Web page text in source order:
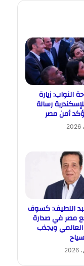
النواب: زيارة
رسالة
أمن مصر
اللطيف: كسوف
يضع مصر في صدارة
ويجذب